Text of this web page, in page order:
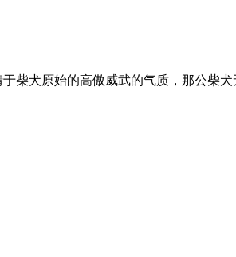
柴犬原始的高傲威武的气质，那公柴